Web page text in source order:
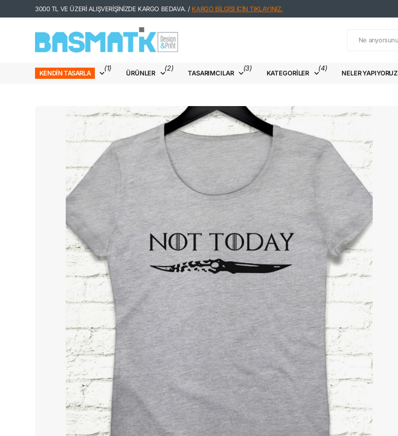
3000 TL VE ÜZERİ ALIŞVERİŞİNİZDE KARGO BEDAVA. / KARGO BİLGİSİ İÇİN TIKLAYINIZ.
KENDIN TASARLA
(1)
ÜRÜNLER
(2)
TASARIMCILAR
(3)
KATEGORILER
(4)
NELER YAPIYORUZ